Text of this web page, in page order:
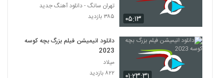
۰۵:۱۳
تهران سانگ - دانلود آهنگ جدید
۳۸۵ بازدید
دانلود انیمیشن فیلم بزرگ بچه‌ کوسه
2023
میلاد
۸۲۲ بازدید